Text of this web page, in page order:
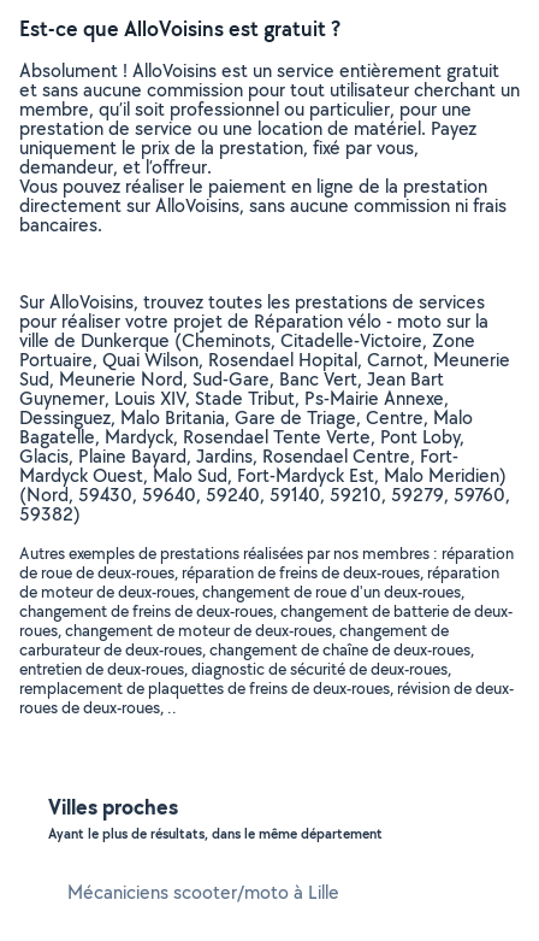
Est-ce que AlloVoisins est gratuit ?
Absolument ! AlloVoisins est un service entièrement gratuit
et sans aucune commission pour tout utilisateur cherchant un
membre, qu’il soit professionnel ou particulier, pour une
prestation de service ou une location de matériel. Payez
uniquement le prix de la prestation, fixé par vous,
demandeur, et l’offreur.
Vous pouvez réaliser le paiement en ligne de la prestation
directement sur AlloVoisins, sans aucune commission ni frais
bancaires.
Sur AlloVoisins, trouvez toutes les prestations de services
pour réaliser votre projet de Réparation vélo - moto sur la
ville de Dunkerque (Cheminots, Citadelle-Victoire, Zone
Portuaire, Quai Wilson, Rosendael Hopital, Carnot, Meunerie
Sud, Meunerie Nord, Sud-Gare, Banc Vert, Jean Bart
Guynemer, Louis XIV, Stade Tribut, Ps-Mairie Annexe,
Dessinguez, Malo Britania, Gare de Triage, Centre, Malo
Bagatelle, Mardyck, Rosendael Tente Verte, Pont Loby,
Glacis, Plaine Bayard, Jardins, Rosendael Centre, Fort-
Mardyck Ouest, Malo Sud, Fort-Mardyck Est, Malo Meridien)
(Nord, 59430, 59640, 59240, 59140, 59210, 59279, 59760,
59382)
Autres exemples de prestations réalisées par nos membres : réparation
de roue de deux-roues, réparation de freins de deux-roues, réparation
de moteur de deux-roues, changement de roue d'un deux-roues,
changement de freins de deux-roues, changement de batterie de deux-
roues, changement de moteur de deux-roues, changement de
carburateur de deux-roues, changement de chaîne de deux-roues,
entretien de deux-roues, diagnostic de sécurité de deux-roues,
remplacement de plaquettes de freins de deux-roues, révision de deux-
roues de deux-roues, ..
Villes proches
Ayant le plus de résultats, dans le même département
Mécaniciens scooter/moto à Lille